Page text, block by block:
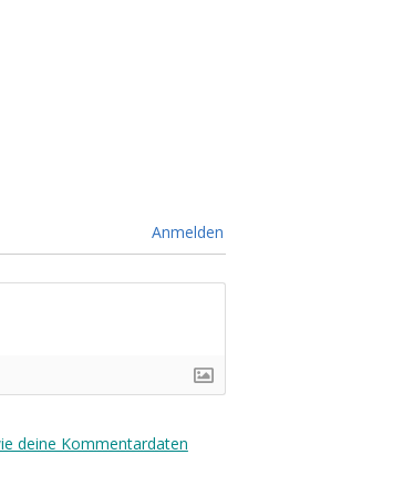
Anmelden
deine Kommentardaten